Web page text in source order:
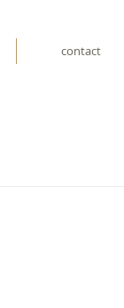
contact